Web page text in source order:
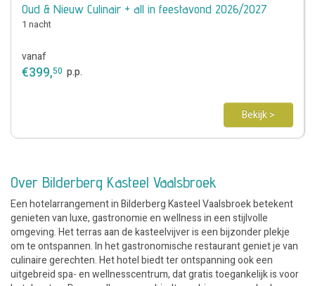
Oud & Nieuw Culinair + all in feestavond 2026/2027
1 nacht
vanaf
€399,50 p.p.
Bekijk >
Over Bilderberg Kasteel Vaalsbroek
Een hotelarrangement in Bilderberg Kasteel Vaalsbroek betekent
genieten van luxe, gastronomie en wellness in een stijlvolle
omgeving. Het terras aan de kasteelvijver is een bijzonder plekje
om te ontspannen. In het gastronomische restaurant geniet je van
culinaire gerechten. Het hotel biedt ter ontspanning ook een
uitgebreid spa- en wellnesscentrum, dat gratis toegankelijk is voor